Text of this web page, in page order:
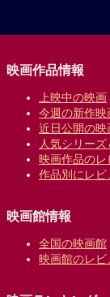
映画作品情報
上映中の映画
今週の新作映
近日公開の映
人気シリー
映画作品のレ
作品別にレビ
映画館情報
全国の映画館
映画館のレビ